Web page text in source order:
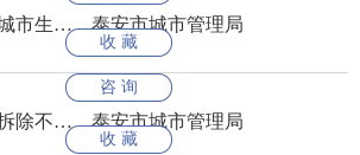
对未经批准从事城市生活垃圾经营性清扫、收集、运输或者处置活动的处罚 泰安市城市管理局
收 藏
对逾期未改造或拆除不符合城镇容貌标准、环境卫生标准的建筑物或者设施的处... 泰安市城市管理局
咨 询
收 藏